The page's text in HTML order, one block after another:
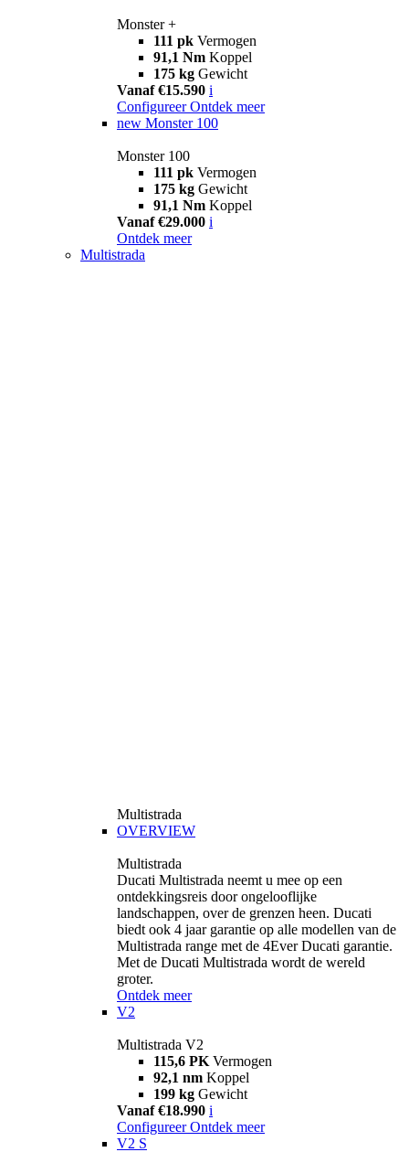
Monster +
111 pk Vermogen
91,1 Nm Koppel
175 kg Gewicht
Vanaf €15.590 i
Configureer Ontdek meer
new Monster 100
Monster 100
111 pk Vermogen
175 kg Gewicht
91,1 Nm Koppel
Vanaf €29.000 i
Ontdek meer
Multistrada
Multistrada
OVERVIEW
Multistrada
Ducati Multistrada neemt u mee op een
ontdekkingsreis door ongelooflijke
landschappen, over de grenzen heen. Ducati
biedt ook 4 jaar garantie op alle modellen van de
Multistrada range met de 4Ever Ducati garantie.
Met de Ducati Multistrada wordt de wereld
groter.
Ontdek meer
V2
Multistrada V2
115,6 PK Vermogen
92,1 nm Koppel
199 kg Gewicht
Vanaf €18.990 i
Configureer Ontdek meer
V2 S